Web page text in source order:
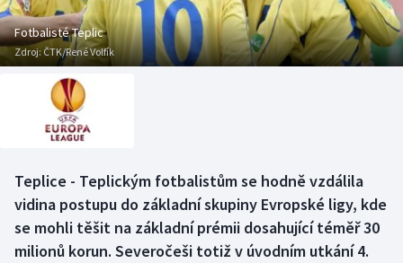
Baseball a softbal
Basketbal
Biatlon
Boby a skeleton
Box
Curling
Soutěže
Historické návraty
Aplikace ČT sport
AZ kvíz
Fotbalisté Teplic
Zdroj: ČTK/René Volfík
Teplice - Teplickým fotbalistům se hodně vzdálila
vidina postupu do základní skupiny Evropské ligy, kde
se mohli těšit na základní prémii dosahující téměř 30
milionů korun. Severočeši totiž v úvodním utkání 4.